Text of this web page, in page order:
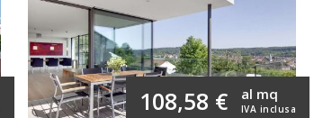
108,58 € IVA inclusa
al mq